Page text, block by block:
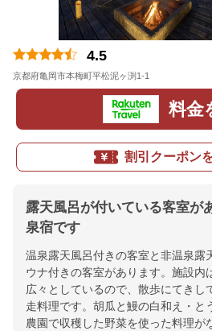
4.5
京都府亀岡市本梅町平松泥ヶ渕1-1
料金
割引クーポン
露天風呂が付いている客室が
泉宿です
温泉露天風呂付きの客室と非温泉露
ウナ付きの客室があります。施設内
広々としているので、散歩にてきし
走料理です。胡瓜と鰻の白和え・と
農園で収穫した野菜を使った料理が